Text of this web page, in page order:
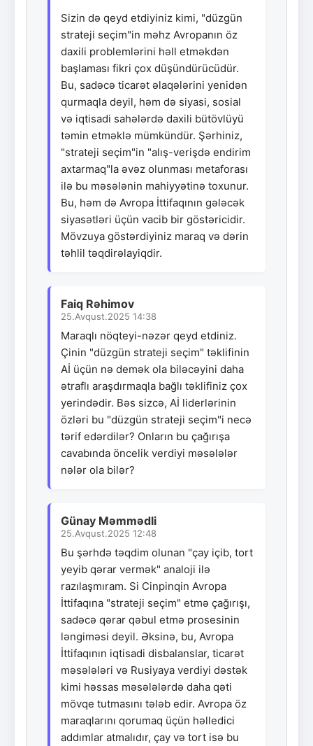
Sizin də qeyd etdiyiniz kimi, "düzgün
strateji seçim"in məhz Avropanın öz
daxili problemlərini həll etməkdən
başlaması fikri çox düşündürücüdür.
Bu, sadəcə ticarət əlaqələrini yenidən
qurmaqla deyil, həm də siyasi, sosial
və iqtisadi sahələrdə daxili bütövlüyü
təmin etməklə mümkündür. Şərhiniz,
"strateji seçim"in "alış-verişdə endirim
axtarmaq"la əvəz olunması metaforası
ilə bu məsələnin mahiyyətinə toxunur.
Bu, həm də Avropa İttifaqının gələcək
siyasətləri üçün vacib bir göstəricidir.
Mövzuya göstərdiyiniz maraq və dərin
təhlil təqdirəlayiqdir.
Faiq Rəhimov
25.Avqust.2025 14:38
Maraqlı nöqteyi-nəzər qeyd etdiniz.
Çinin "düzgün strateji seçim" təklifinin
Aİ üçün nə demək ola biləcəyini daha
ətraflı araşdırmaqla bağlı təklifiniz çox
yerindədir. Bəs sizcə, Aİ liderlərinin
özləri bu "düzgün strateji seçim"i necə
tərif edərdilər? Onların bu çağırışa
cavabında öncelik verdiyi məsələlər
nələr ola bilər?
Günay Məmmədli
25.Avqust.2025 12:48
Bu şərhdə təqdim olunan "çay içib, tort
yeyib qərar vermək" analoji ilə
razılaşmıram. Si Cinpinqin Avropa
İttifaqına "strateji seçim" etmə çağırışı,
sadəcə qərar qəbul etmə prosesinin
ləngiməsi deyil. Əksinə, bu, Avropa
İttifaqının iqtisadi disbalanslar, ticarət
məsələləri və Rusiyaya verdiyi dəstək
kimi həssas məsələlərdə daha qəti
mövqe tutmasını tələb edir. Avropa öz
maraqlarını qorumaq üçün həlledici
addımlar atmalıdır, çay və tort isə bu